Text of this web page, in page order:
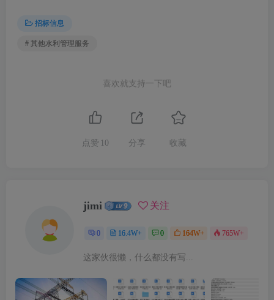
招标信息
# 其他水利管理服务
喜欢就支持一下吧
点赞 10 分享 收藏
jimi 关注
0 16.4W+ 0 164W+ 765W+
这家伙很懒，什么都没有写...